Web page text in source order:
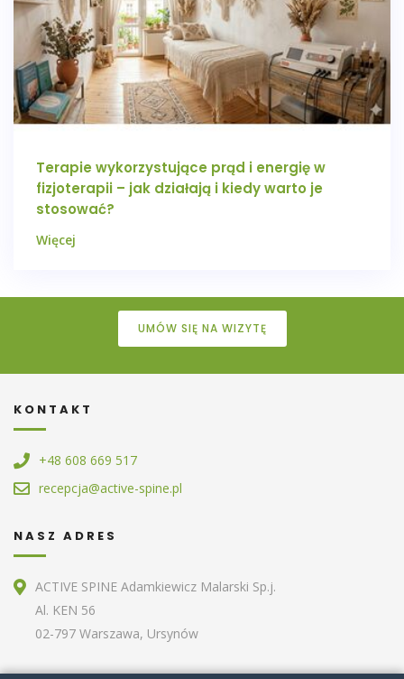
Terapie wykorzystujące prąd i energię w
fizjoterapii – jak działają i kiedy warto je
stosować?
Więcej
UMÓW SIĘ NA WIZYTĘ
KONTAKT
+48 608 669 517
recepcja@active-spine.pl
NASZ ADRES
ACTIVE SPINE Adamkiewicz Malarski Sp.j.
Al. KEN 56
02-797 Warszawa, Ursynów